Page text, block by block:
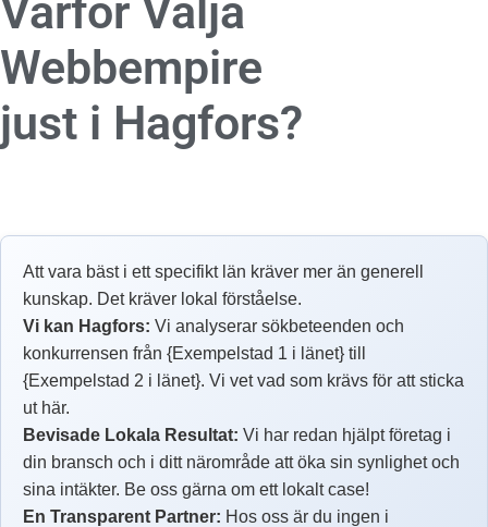
Varför Välja
Webbempire
just i Hagfors?
Att vara bäst i ett specifikt län kräver mer än generell
kunskap. Det kräver lokal förståelse.
Vi kan Hagfors: Vi analyserar sökbeteenden och
konkurrensen från {Exempelstad 1 i länet} till
{Exempelstad 2 i länet}. Vi vet vad som krävs för att sticka
ut här.
Bevisade Lokala Resultat: Vi har redan hjälpt företag i
din bransch och i ditt närområde att öka sin synlighet och
sina intäkter. Be oss gärna om ett lokalt case!
En Transparent Partner: Hos oss är du ingen i